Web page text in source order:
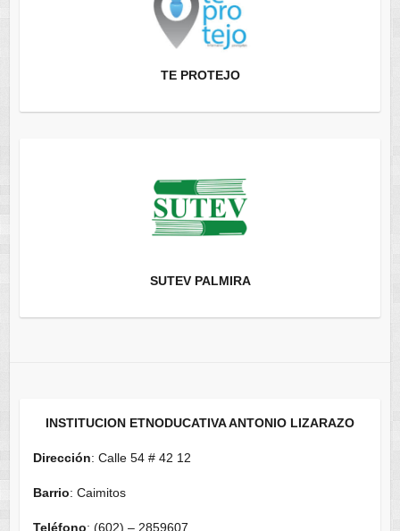
TE PROTEJO
SUTEV PALMIRA
INSTITUCION ETNODUCATIVA ANTONIO LIZARAZO
Dirección: Calle 54 # 42 12
Barrio: Caimitos
Teléfono: (602) – 2859607